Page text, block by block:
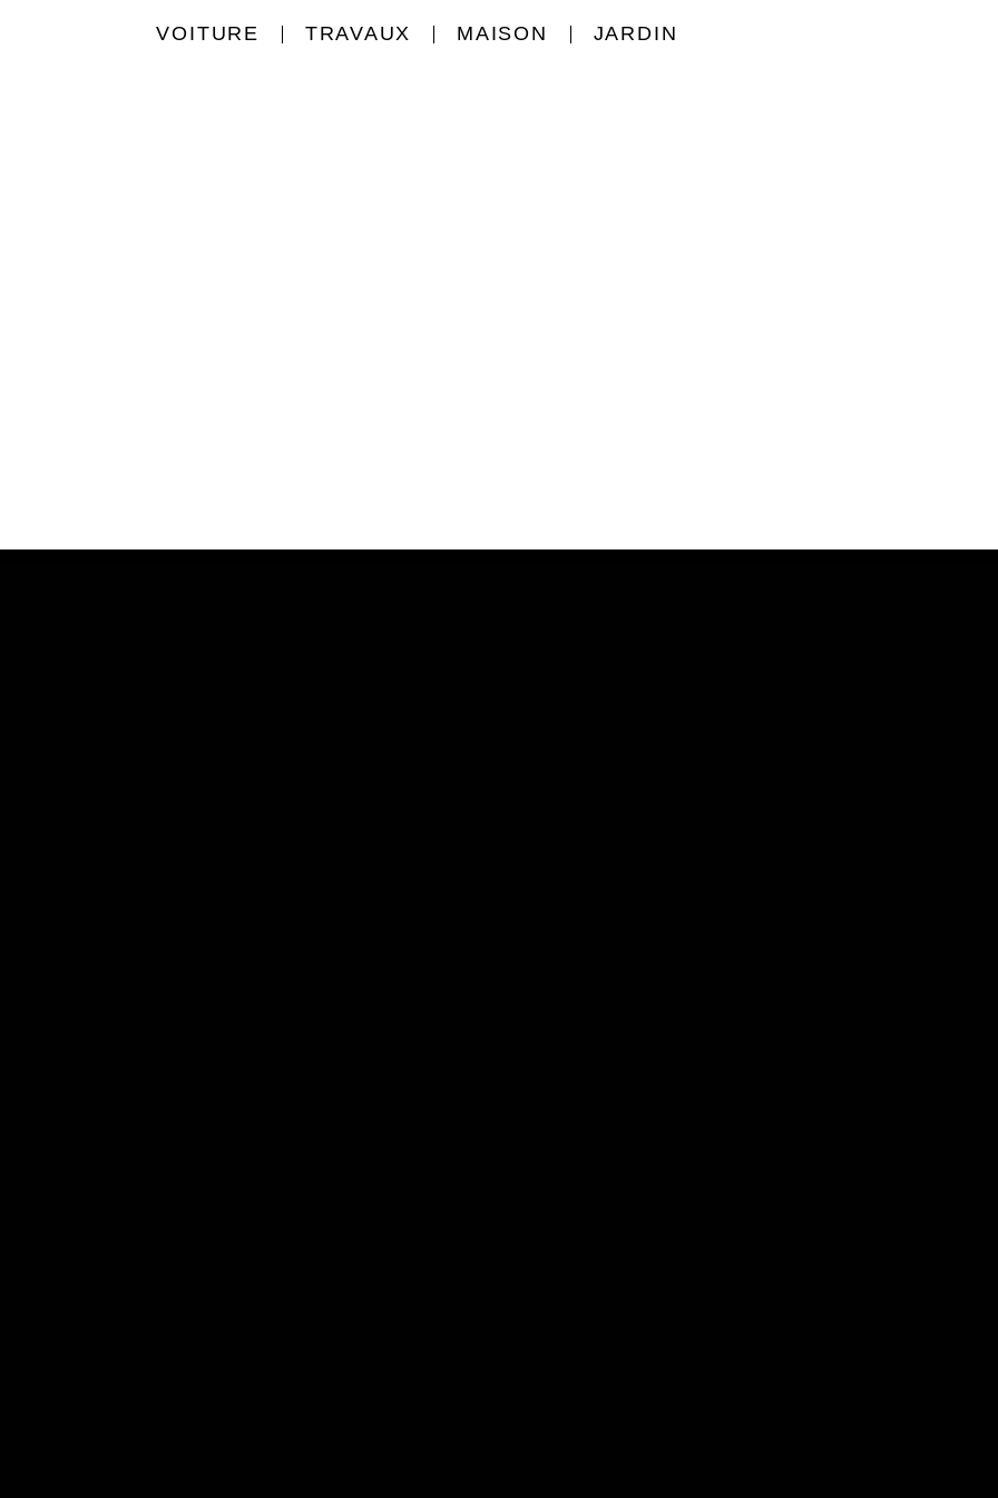
VOITURE TRAVAUX MAISON JARDIN